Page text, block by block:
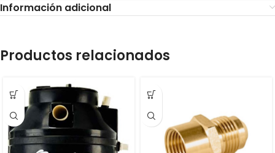
Información adicional
Productos relacionados